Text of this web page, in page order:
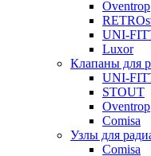
Oventrop
UNI-
Luxor
Клапаны для
UNI-
STOUT
Oventrop
Comisa
Узлы для
Comisa